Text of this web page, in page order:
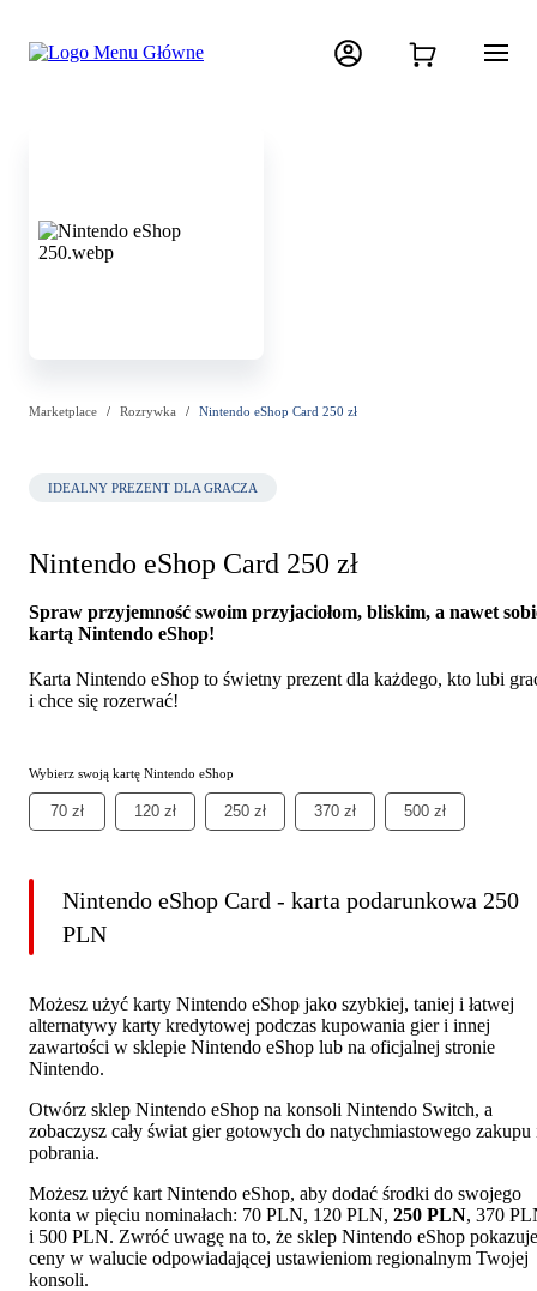
Marketplace Rozrywka Nintendo eShop Card 250 zł
IDEALNY PREZENT DLA GRACZA
Nintendo eShop Card 250 zł
Spraw przyjemność swoim przyjaciołom, bliskim, a nawet
kartą Nintendo eShop!
Karta Nintendo eShop to świetny prezent dla każdego, kto lubi
i chce się rozerwać!
Wybierz swoją kartę Nintendo eShop
70 zł 120 zł 250 zł 370 zł 500 zł
Nintendo eShop Card - karta podarunkowa 250
PLN
Możesz użyć karty Nintendo eShop jako szybkiej, taniej i łatwej
alternatywy karty kredytowej podczas kupowania gier i innej
zawartości w sklepie Nintendo eShop lub na oficjalnej stronie
Nintendo.
Otwórz sklep Nintendo eShop na konsoli Nintendo Switch, a
zobaczysz cały świat gier gotowych do natychmiastowego zakupu
pobrania.
Możesz użyć kart Nintendo eShop, aby dodać środki do swojego
konta w pięciu nominałach: 70 PLN, 120 PLN, 250 PLN, 370
i 500 PLN. Zwróć uwagę na to, że sklep Nintendo eShop pokazuje
ceny w walucie odpowiadającej ustawieniom regionalnym Twojej
konsoli.